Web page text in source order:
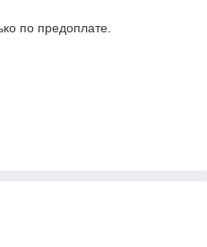
по предоплате.